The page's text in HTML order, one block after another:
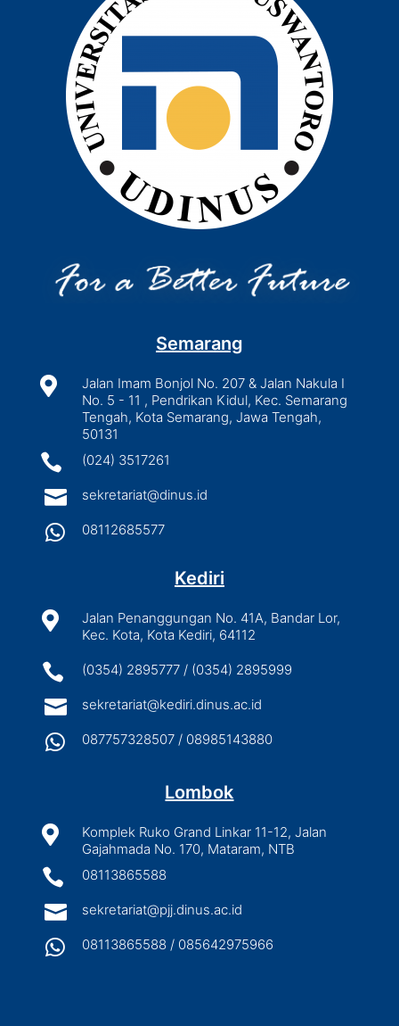
Semarang

Jalan Imam Bonjol No. 207 & Jalan Nakula I
No. 5 - 11 , Pendrikan Kidul, Kec. Semarang
Tengah, Kota Semarang, Jawa Tengah,
50131
 (024) 3517261
 sekretariat@dinus.id
 08112685577
Kediri

Jalan Penanggungan No. 41A, Bandar Lor,
Kec. Kota, Kota Kediri, 64112
 (0354) 2895777 / (0354) 2895999
 sekretariat@kediri.dinus.ac.id
 087757328507 / 08985143880
Lombok

Komplek Ruko Grand Linkar 11-12, Jalan
Gajahmada No. 170, Mataram, NTB
 08113865588
 sekretariat@pjj.dinus.ac.id
 08113865588 / 085642975966